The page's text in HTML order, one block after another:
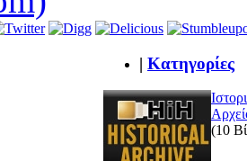
| Κατηγορίες
(10